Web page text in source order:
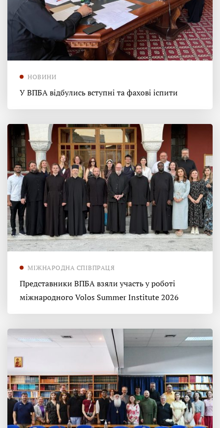
НОВИНИ
У ВПБА відбулись вступні та фахові іспити
МІЖНАРОДНА СПІВПРАЦЯ
Представники ВПБА взяли участь у роботі
міжнародного Volos Summer Institute 2026